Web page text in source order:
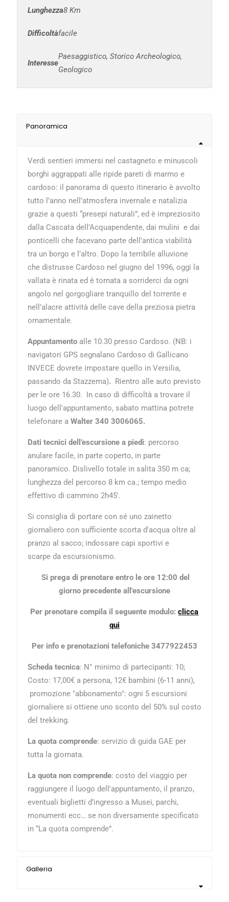
Lunghezza8 Km
Difficoltàfacile
Interesse
Paesaggistico, Storico Archeologico,
Geologico
Panoramica
Verdi sentieri immersi nel castagneto e minuscoli
borghi aggrappati alle ripide pareti di marmo e
cardoso: il panorama di questo itinerario è avvolto
tutto l’anno nell’atmosfera invernale e natalizia
grazie a questi “presepi naturali”, ed è impreziosito
dalla Cascata dell’Acquapendente, dai mulini e dai
ponticelli che facevano parte dell’antica viabilità
tra un borgo e l’altro. Dopo la terribile alluvione
che distrusse Cardoso nel giugno del 1996, oggi la
vallata è rinata ed è tornata a sorriderci da ogni
angolo nel gorgogliare tranquillo del torrente e
nell’alacre attività delle cave della preziosa pietra
ornamentale.
Appuntamento alle 10.30 presso Cardoso. (NB: i
navigatori GPS segnalano Cardoso di Gallicano
INVECE dovrete impostare quello in Versilia,
passando da Stazzema). Rientro alle auto previsto
per le ore 16.30. In caso di difficoltà a trovare il
luogo dell'appuntamento, sabato mattina potrete
telefonare a Walter 340 3006065.
Dati tecnici dell’escursione a piedi: percorso
anulare facile, in parte coperto, in parte
panoramico. Dislivello totale in salita 350 m ca;
lunghezza del percorso 8 km ca.; tempo medio
effettivo di cammino 2h45'.
Si consiglia di portare con sé uno zainetto
giornaliero con sufficiente scorta d'acqua oltre al
pranzo al sacco; indossare capi sportivi e
scarpe da escursionismo.
Si prega di prenotare entro le ore 12:00 del
giorno precedente all'escursione
Per prenotare compila il seguente modulo:clicca
qui
Per info e prenotazioni telefoniche 3477922453
Scheda tecnica: N° minimo di partecipanti: 10;
Costo: 17,00€ a persona, 12€ bambini (6-11 anni),
promozione "abbonamento": ogni 5 escursioni
giornaliere si ottiene uno sconto del 50% sul costo
del trekking.
La quota comprende: servizio di guida GAE per
tutta la giornata.
La quota non comprende: costo del viaggio per
raggiungere il luogo dell'appuntamento, il pranzo,
eventuali biglietti d’ingresso a Musei, parchi,
monumenti ecc… se non diversamente specificato
in “La quota comprende”.
Galleria